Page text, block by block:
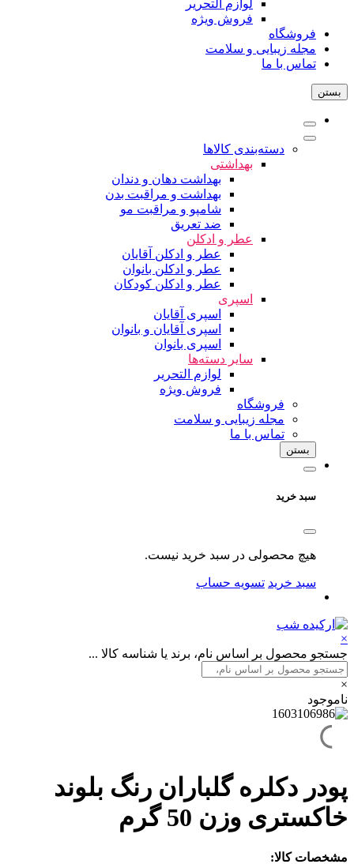
لوازم التحریر
فروش ویژه
فروشگاه
مجله زیبایی و سلامت
تماس با ما
بستن
دسته‌بندی کالاها
بهداشتی
بهداشت دهان و دندان
بهداشت و مراقبت بدن
شامپو و مراقبت مو
ضد تعریق
عطر و ادکلن
عطر و ادکلن آقایان
عطر و ادکلن بانوان
عطر و ادکلن کودکان
اسپری
اسپری آقایان
اسپری آقایان و بانوان
اسپری بانوان
سایر دسته‌ها
لوازم التحریر
فروش ویژه
فروشگاه
مجله زیبایی و سلامت
تماس با ما
بستن
سبد خرید
هیچ محصولی در سبد خرید نیست.
سبد خرید تسویه حساب
×
جستجو محصول بر اساس نام، برند یا شناسه کالا ...
×
ناموجود
پودر دکلره گلباران رنگ بلوند
خاکستری وزن 50 گرم
مشخصات کالا: